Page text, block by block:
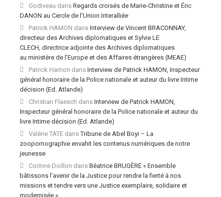
Godiveau dans Regards croisés de Marie-Christine et Éric
DANON au Cercle de l’Union Interalliée
Patrick HAMON dans Interview de Vincent BRACONNAY,
directeur des Archives diplomatiques et Sylvie LE
CLECH, directrice adjointe des Archives diplomatiques
au ministère de l’Europe et des Affaires étrangères (MEAE)
Patrick Hamon dans Interview de Patrick HAMON, Inspecteur
général honoraire de la Police nationale et auteur du livre Intime
décision (Ed. Atlande)
Christian Flaesch dans Interview de Patrick HAMON,
Inspecteur général honoraire de la Police nationale et auteur du
livre Intime décision (Ed. Atlande)
Valérie TATE dansTribune de Abel Boyi – La
zoopornographie envahit les contenus numériques de notre
jeunesse
Corinne Doillon dans Béatrice BRUGÈRE « Ensemble
bâtissons l’avenir de la Justice pour rendre la fierté à nos
missions et tendre vers une Justice exemplaire, solidaire et
modernisée »